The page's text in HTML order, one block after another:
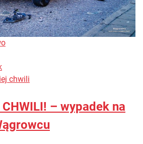
chwili
– wypadek na